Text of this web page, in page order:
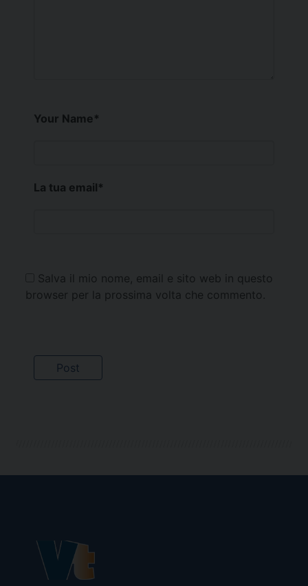
Your Name*
La tua email*
Salva il mio nome, email e sito web in questo
browser per la prossima volta che commento.